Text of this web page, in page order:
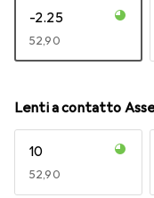
-2.25
EUR
52,90
Lenti a contatto
10
EUR
52,90